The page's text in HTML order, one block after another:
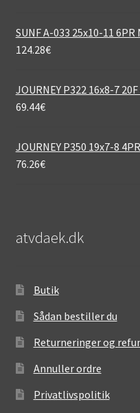
SUNF A-033 25x10-11 6PR
124.28€
JOURNEY P322 16x8-7
69.44€
JOURNEY P350 19x7-8
76.26€
atvdaek.dk
Butik
Sådan bestiller du
Returneringer og
Annuller ordre
Privatlivspolitik